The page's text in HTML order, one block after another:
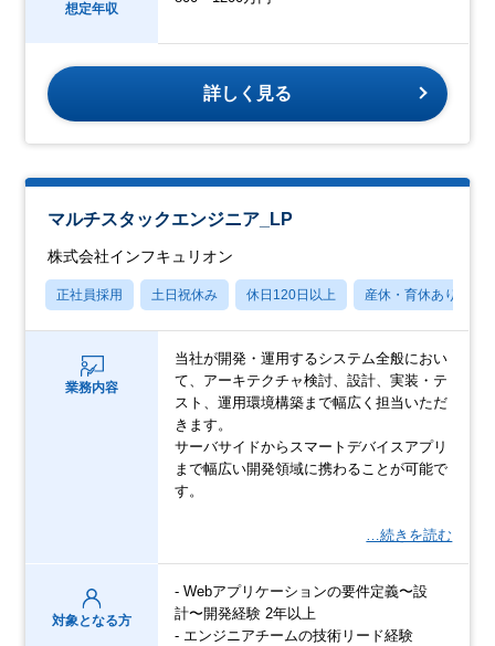
想定年収
詳しく見る
マルチスタックエンジニア_LP
株式会社インフキュリオン
正社員採用 土日祝休み 休日120日以上 産休・育休あり
業務内容
当社が開発・運用するシステム全般におい
て、アーキテクチャ検討、設計、実装・テ
スト、運用環境構築まで幅広く担当いただ
きます。
サーバサイドからスマートデバイスアプリ
まで幅広い開発領域に携わることが可能で
す。
…続きを読む
対象となる方
- Webアプリケーションの要件定義〜設
計〜開発経験 2年以上
- エンジニアチームの技術リード経験